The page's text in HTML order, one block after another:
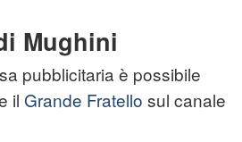
Mughini
pubblicitaria è possibile
il Grande Fratello sul canale